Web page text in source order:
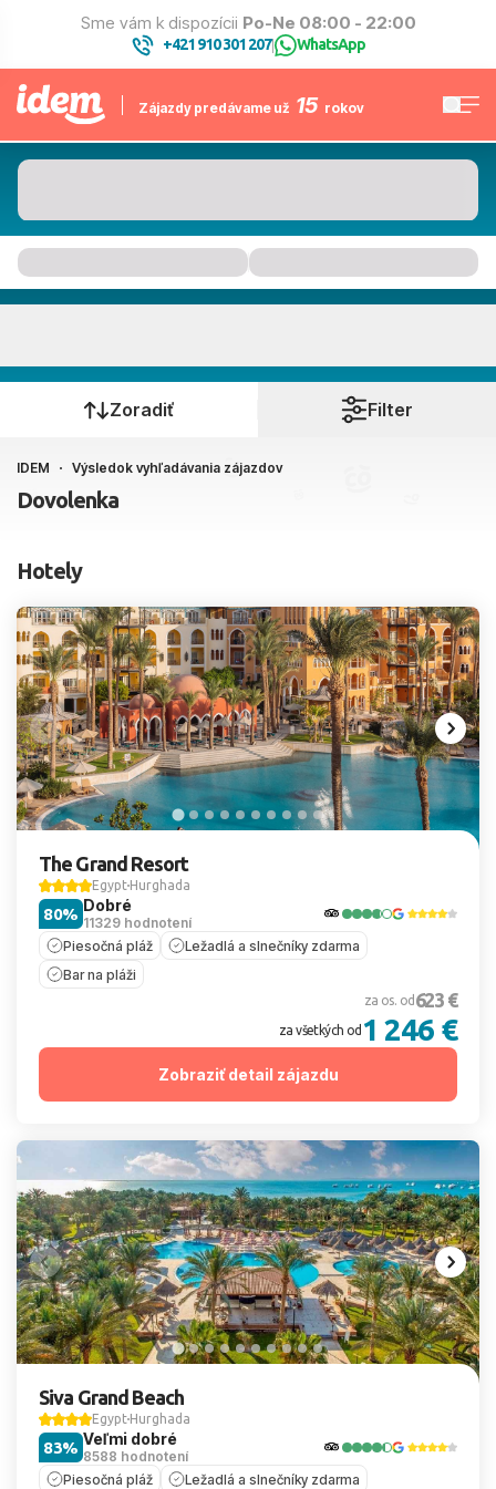
Sme vám k dispozícii Po-Ne 08:00 - 22:00
+421 910 301 207| WhatsApp
Zájazdy predávame už 15 rokov
Kedy cestujete?
Bratislava, Košice, Piešťany, Poprad
Zoradiť Filter
IDEM Výsledok vyhľadávania zájazdov
Dovolenka
Hotely
The Grand Resort
Egypt Hurghada
Dobré
11329 hodnotení
80%
Piesočná pláž
Ležadlá a slnečníky zdarma
Bar na pláži
za os. od 623 €
za všetkých od 1 246 €
Zobraziť detail zájazdu
Siva Grand Beach
Egypt Hurghada
Veľmi dobré
8588 hodnotení
83%
Piesočná pláž
Ležadlá a slnečníky zdarma